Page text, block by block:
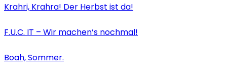
Krahri, Krahra! Der Herbst ist da!
F.U.C. IT – Wir machen’s nochmal!
Boah, Sommer.